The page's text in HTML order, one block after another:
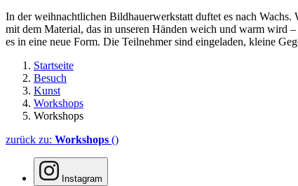
In der weihnachtlichen Bildhauerwerkstatt duftet es nach Wachs.
mit dem Material, das in unseren Händen weich und warm wird
es in eine neue Form. Die Teilnehmer sind eingeladen, kleine
Startseite
Besuch
Kunst
Workshops
Workshops
zurück zu: Workshops ()
Instagram